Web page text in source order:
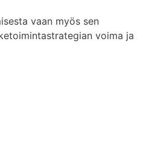
vaan myös sen
voima ja